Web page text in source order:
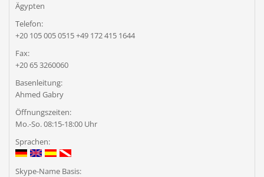
Ägypten
Telefon:
+20 105 005 0515 +49 172 415 1644
Fax:
+20 65 3260060
Basenleitung:
Ahmed Gabry
Öffnungszeiten:
Mo.-So. 08:15-18:00 Uhr
Sprachen:
Skype-Name Basis: